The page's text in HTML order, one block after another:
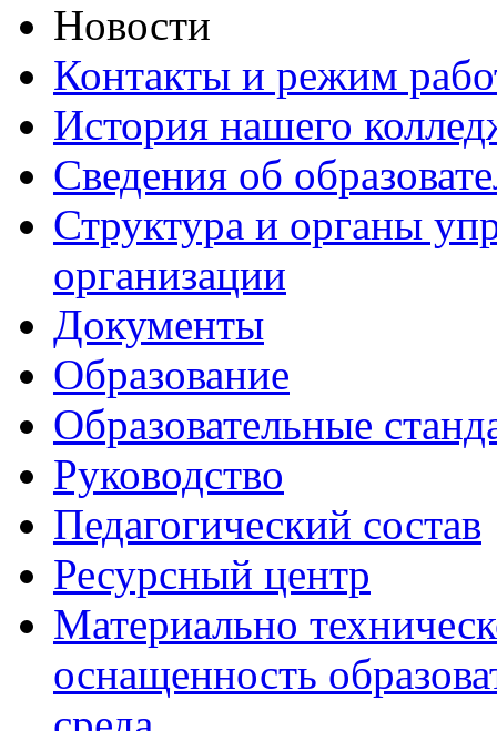
Новости
Контакты и режим
История нашего
Сведения об
Структура и органы
организации
Документы
Образование
Образовательные
Руководство
Педагогический состав
Ресурсный центр
Материально
оснащенность